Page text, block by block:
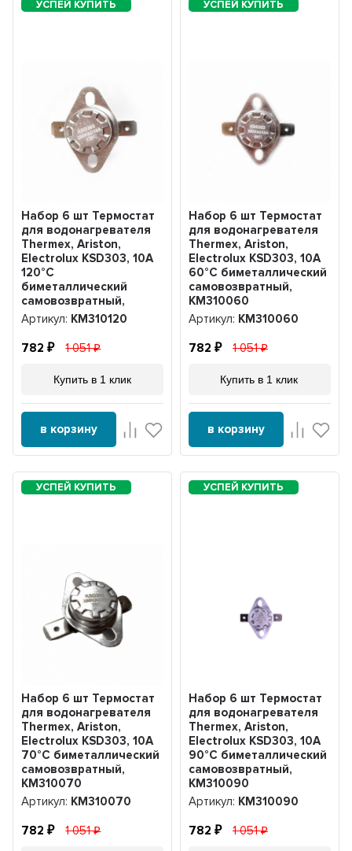
Набор 6 шт Термостат
для водонагревателя
Thermex, Ariston,
Electrolux KSD303, 10A
120°С
биметаллический
самовозвратный,
KM310120
Артикул: KM310120
782 1 051
Купить в 1 клик
в корзину
Набор 6 шт Термостат
для водонагревателя
Thermex, Ariston,
Electrolux KSD303, 10A
60°С биметаллический
самовозвратный,
KM310060
Артикул: KM310060
782 1 051
Купить в 1 клик
в корзину
Набор 6 шт Термостат
для водонагревателя
Thermex, Ariston,
Electrolux KSD303, 10A
70°С биметаллический
самовозвратный,
KM310070
Артикул: KM310070
782 1 051
Набор 6 шт Термостат
для водонагревателя
Thermex, Ariston,
Electrolux KSD303, 10A
90°С биметаллический
самовозвратный,
KM310090
Артикул: KM310090
782 1 051